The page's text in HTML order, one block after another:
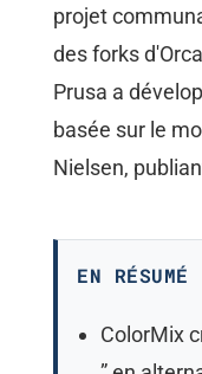
projet
des forks
Prusa a
basée sur le
Nielsen,
EN RÉSUMÉ
ColorMix